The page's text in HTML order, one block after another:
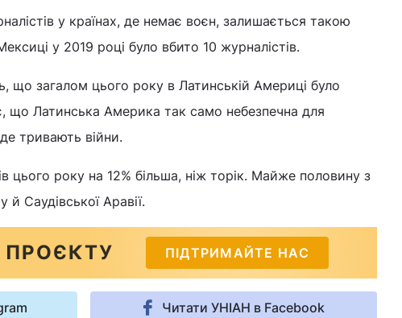
у країнах, де немає воєн, залишається такою
у 2019 році було вбито 10 журналістів.
що загалом цього року в Латинській Америці було
що Латинська Америка так само небезпечна для
тривають війни.
цього року на 12% більша, ніж торік. Майже половину з
Саудівської Аравії.
ПІДТРИМАЙТЕ НАС
Читати УНІАН в Facebook